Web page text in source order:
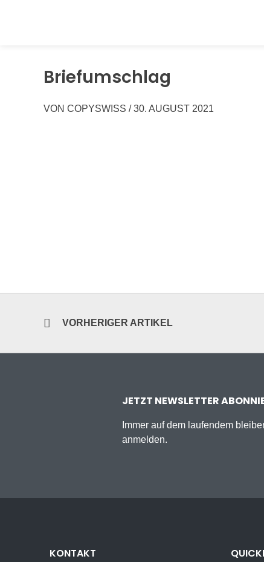
Briefumschlag
VON COPYSWISS / 30. AUGUST 2021
VORHERIGER ARTIKEL
JETZT NEWSLETTER
Immer auf dem laufendem
anmelden.
KONTAKT